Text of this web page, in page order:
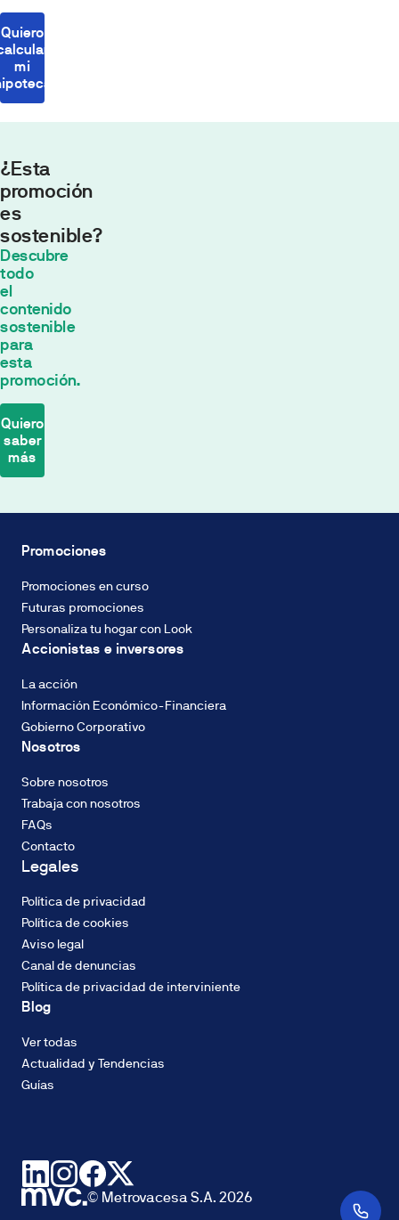
Quiero
mi
Cuota
€*
2% TIN
*
El
la
en
un
Tipo
Fijo
TIN,
con
sistema
francés
de
cuotas
constantes.
tipo
de
interés
podrá
ser
fijo
variable
y
variará
la
finalidad
del
¿Esta
promoción
es
sostenible?
Descubre
todo
el
contenido
sostenible
para
esta
promoción.
Quiero
saber
más
Biodiversidad
energética
Economía
circular
Recursos
hidrícos
ENERGÉTICA
Consumo de
energía: A
CALIFICACIÓN
ENERGÉTICA
Emisiones
(CO2): A
DOMUM
Compromiso
SELLO VERDE
Promociones
Promociones en curso
Futuras promociones
Personaliza tu hogar con Look
Accionistas e inversores
La acción
Información Económico-Financiera
Gobierno Corporativo
Nosotros
Sobre nosotros
Trabaja con nosotros
FAQs
Contacto
Legales
Política de privacidad
Política de cookies
Aviso legal
Canal de denuncias
Política de privacidad de interviniente
Blog
Ver todas
Actualidad y Tendencias
Guías
© Metrovacesa S.A. 2026